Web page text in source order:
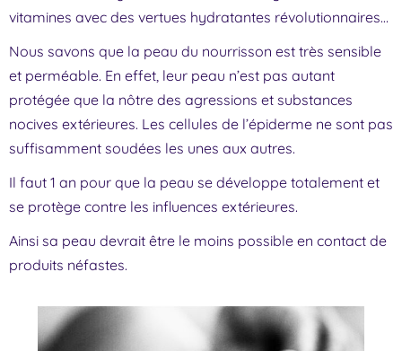
vitamines avec des vertues hydratantes révolutionnaires…
Nous savons que la peau du nourrisson est très sensible
et perméable. En effet, leur peau n’est pas autant
protégée que la nôtre des agressions et substances
nocives extérieures. Les cellules de l’épiderme ne sont pas
suffisamment soudées les unes aux autres.
Il faut 1 an pour que la peau se développe totalement et
se protège contre les influences extérieures.
Ainsi sa peau devrait être le moins possible en contact de
produits néfastes.